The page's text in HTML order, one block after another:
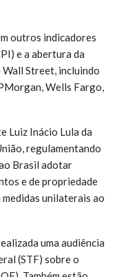
outros indicadores
e a abertura da
Wall Street, incluindo
Wells Fargo,
Luiz Inácio Lula da
regulamentando
Brasil adotar
e de propriedade
unilaterais ao
uma audiência
(STF) sobre o